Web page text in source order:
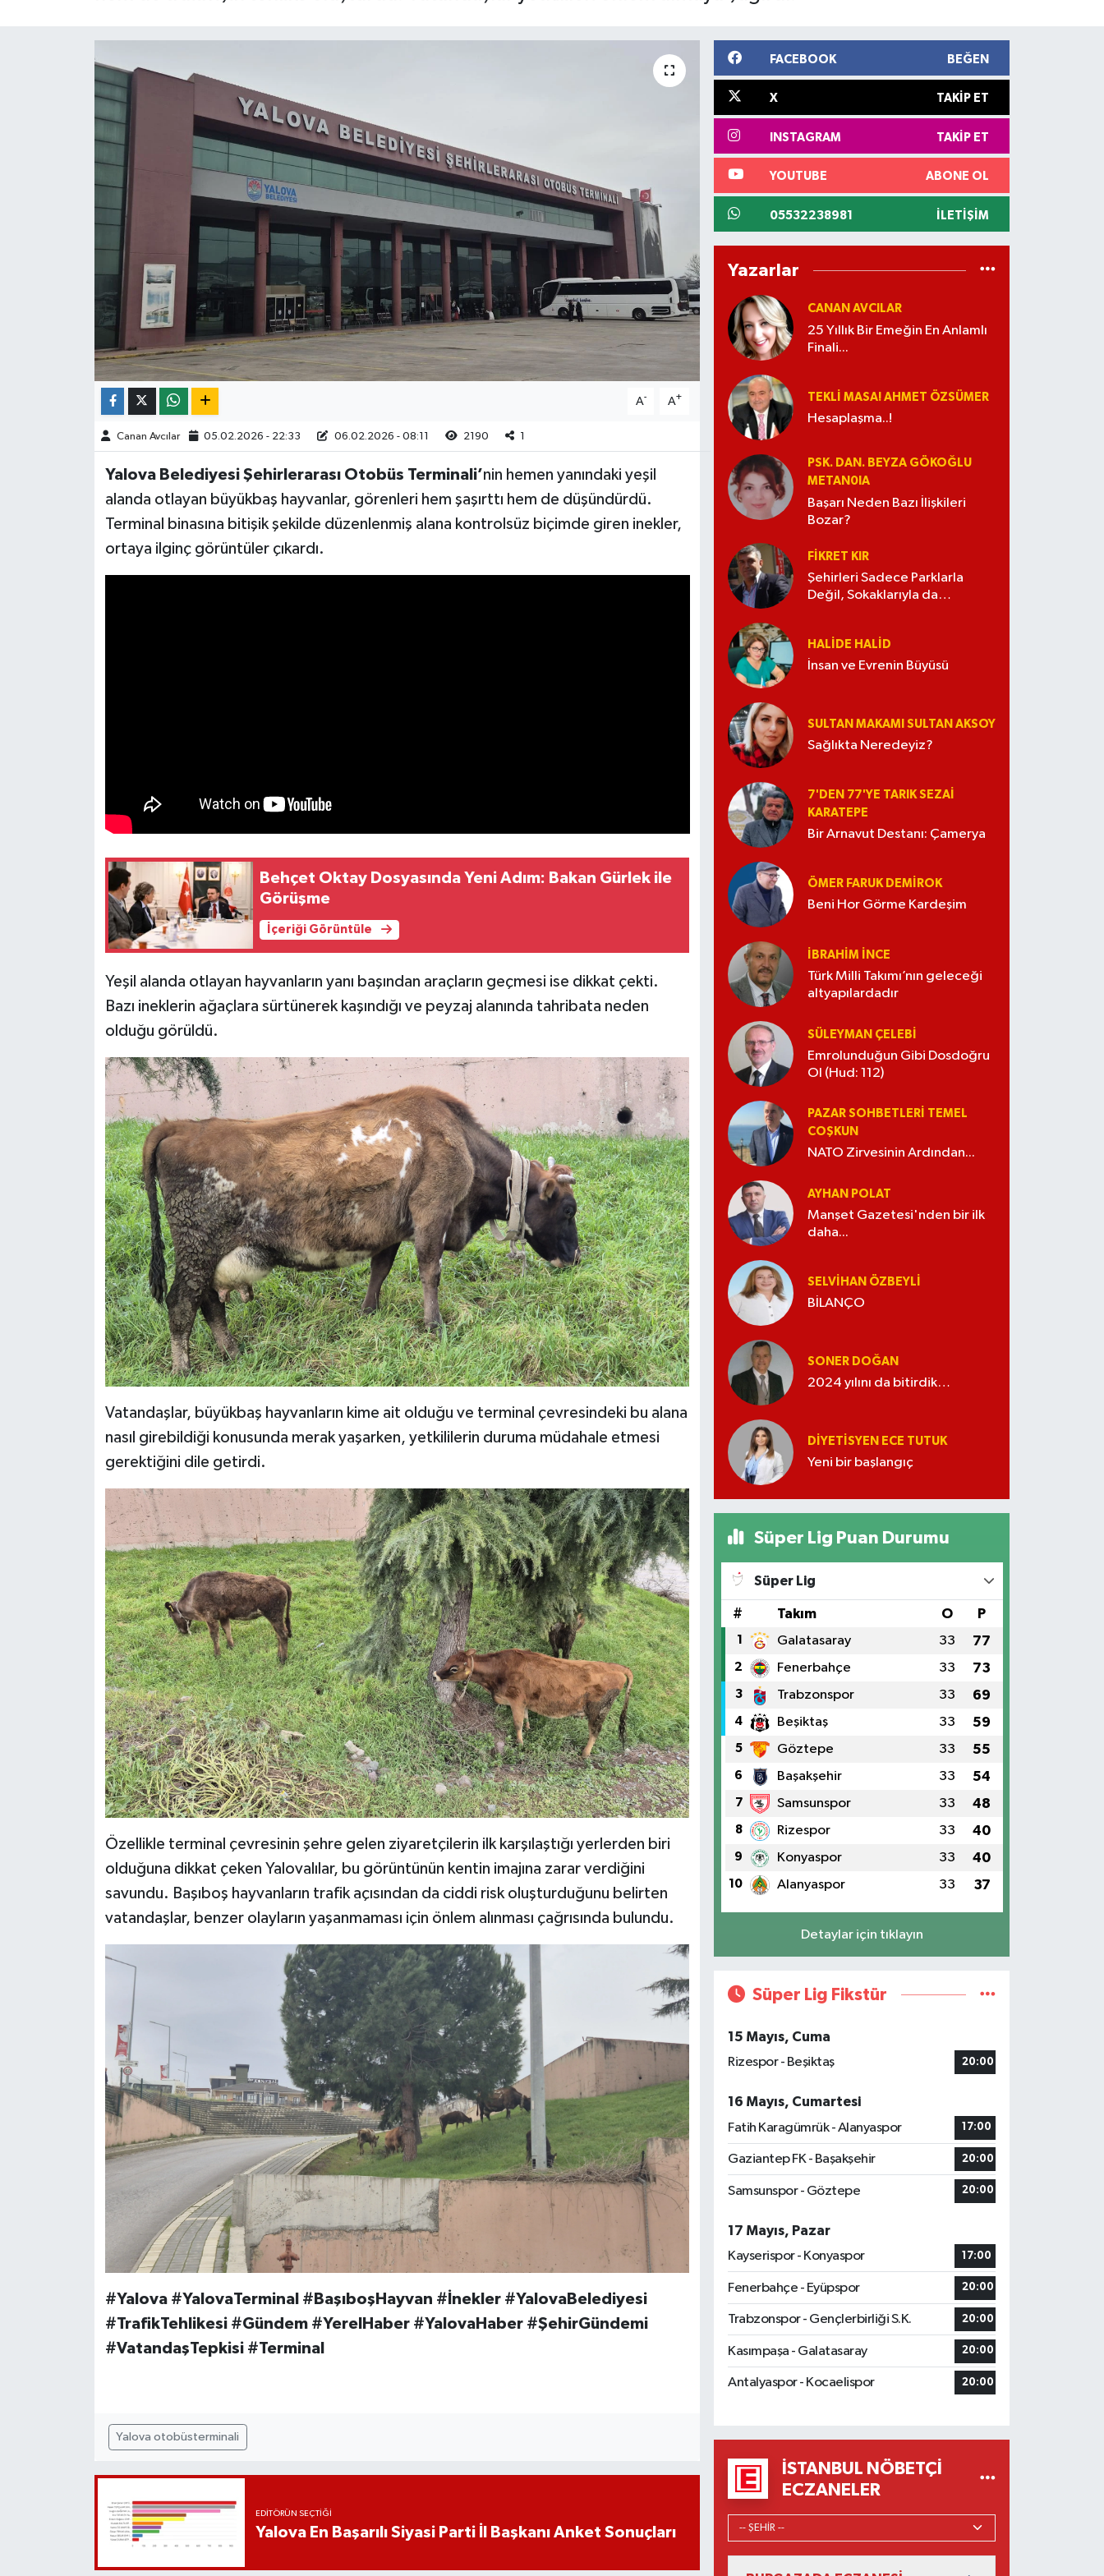
A- A+
Canan Avcılar 05.02.2026 - 22:33 06.02.2026 - 08:11 2190 1
Yalova Belediyesi Şehirlerarası Otobüs Terminali’nin hemen yanındaki yeşil
alanda otlayan büyükbaş hayvanlar, görenleri hem şaşırttı hem de düşündürdü.
Terminal binasına bitişik şekilde düzenlenmiş alana kontrolsüz biçimde giren inekler,
ortaya ilginç görüntüler çıkardı.
Behçet Oktay Dosyasında Yeni Adım: Bakan Gürlek ile
Görüşme
İçeriği Görüntüle
Yeşil alanda otlayan hayvanların yanı başından araçların geçmesi ise dikkat çekti.
Bazı ineklerin ağaçlara sürtünerek kaşındığı ve peyzaj alanında tahribata neden
olduğu görüldü.
Vatandaşlar, büyükbaş hayvanların kime ait olduğu ve terminal çevresindeki bu alana
nasıl girebildiği konusunda merak yaşarken, yetkililerin duruma müdahale etmesi
gerektiğini dile getirdi.
Özellikle terminal çevresinin şehre gelen ziyaretçilerin ilk karşılaştığı yerlerden biri
olduğuna dikkat çeken Yalovalılar, bu görüntünün kentin imajına zarar verdiğini
savundu. Başıboş hayvanların trafik açısından da ciddi risk oluşturduğunu belirten
vatandaşlar, benzer olayların yaşanmaması için önlem alınması çağrısında bulundu.
#Yalova #YalovaTerminal #BaşıboşHayvan #İnekler #YalovaBelediyesi
#TrafikTehlikesi #Gündem #YerelHaber #YalovaHaber #ŞehirGündemi
#VatandaşTepkisi #Terminal
Yalova otobüsterminali
EDITÖRÜN SEÇTIĞI
Yalova En Başarılı Siyasi Parti İl Başkanı Anket Sonuçları
FACEBOOK BEĞEN
X TAKIP ET
INSTAGRAM TAKIP ET
YOUTUBE ABONE OL
05532238981 İLETIŞIM
Yazarlar
CANAN AVCILAR
25 Yıllık Bir Emeğin En Anlamlı
Finali...
TEKLI MASA! AHMET ÖZSÜMER
Hesaplaşma..!
PSK. DAN. BEYZA GÖKOĞLU
METAN0IA
Başarı Neden Bazı İlişkileri
Bozar?
FIKRET KIR
Şehirleri Sadece Parklarla
Değil, Sokaklarıyla da
HALIDE HALID
İnsan ve Evrenin Büyüsü
SULTAN MAKAMI SULTAN AKSOY
Sağlıkta Neredeyiz?
7'DEN 77'YE TARIK SEZAI
KARATEPE
Bir Arnavut Destanı: Çamerya
ÖMER FARUK DEMIROK
Beni Hor Görme Kardeşim
İBRAHIM İNCE
Türk Milli Takımı’nın geleceği
altyapılardadır
SÜLEYMAN ÇELEBI
Emrolunduğun Gibi Dosdoğru
Ol (Hud: 112)
PAZAR SOHBETLERI TEMEL
COŞKUN
NATO Zirvesinin Ardından...
AYHAN POLAT
Manşet Gazetesi'nden bir ilk
daha...
SELVIHAN ÖZBEYLI
BİLANÇO
SONER DOĞAN
2024 yılını da bitirdik…
DIYETISYEN ECE TUTUK
Yeni bir başlangıç
Süper Lig Puan Durumu
Süper Lig
# Takım O P
1 Galatasaray 33 77
2 Fenerbahçe 33 73
3 Trabzonspor 33 69
4 Beşiktaş 33 59
5 Göztepe 33 55
6 Başakşehir 33 54
7 Samsunspor 33 48
8 Rizespor 33 40
9 Konyaspor 33 40
10 Alanyaspor 33 37
Detaylar için tıklayın
Süper Lig Fikstür
15 Mayıs, Cuma
Rizespor - Beşiktaş
20:00
16 Mayıs, Cumartesi
Fatih Karagümrük - Alanyaspor
17:00
Gaziantep FK - Başakşehir 20:00
Samsunspor - Göztepe 20:00
17 Mayıs, Pazar
Kayserispor - Konyaspor
17:00
Fenerbahçe - Eyüpspor 20:00
Trabzonspor - Gençlerbirliği S.K. 20:00
Kasımpaşa - Galatasaray 20:00
Antalyaspor - Kocaelispor 20:00
İSTANBUL NÖBETÇI
ECZANELER